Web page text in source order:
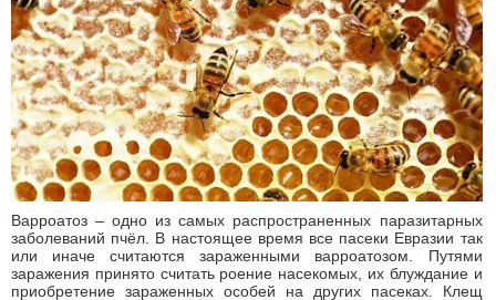
Варроатоз – одно из самых распространенных паразитарных
заболеваний пчёл. В настоящее время все пасеки Евразии так
или иначе считаются зараженными варроатозом. Путями
заражения принято считать роение насекомых, их блуждание и
приобретение зараженных особей на других пасеках. Клещ